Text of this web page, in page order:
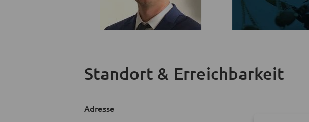
Standort & Erreichbarkeit
Adresse